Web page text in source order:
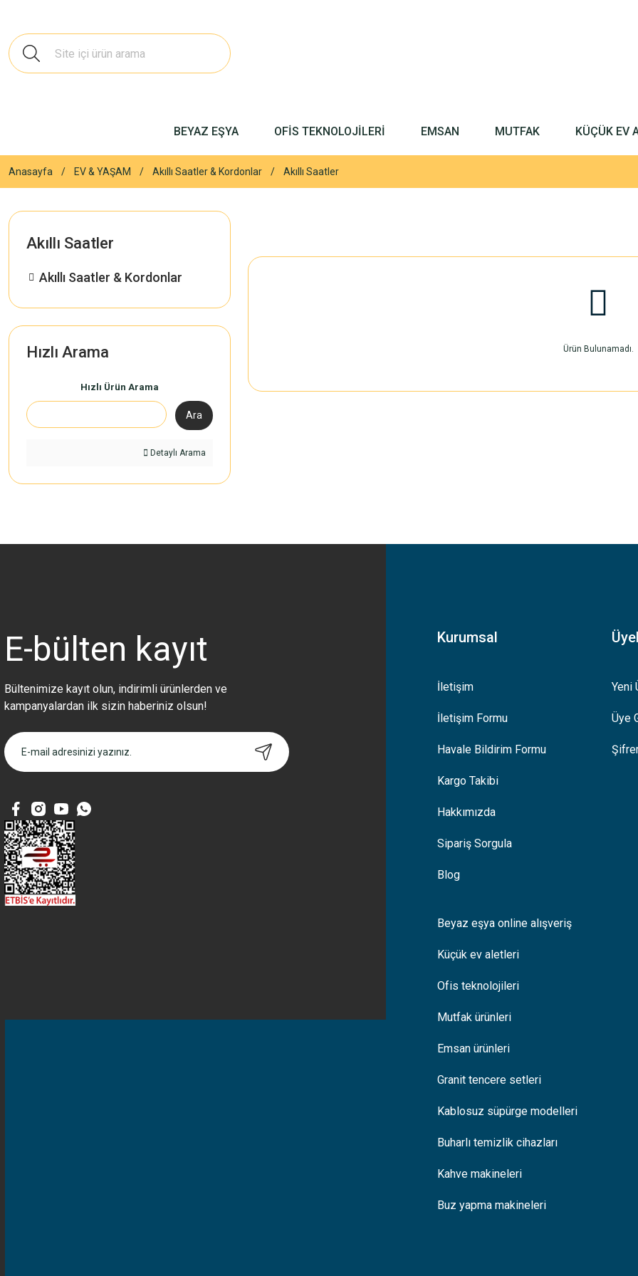
BEYAZ EŞYA OFİS TEKNOLOJİLERİ EMSAN MUTFAK KÜÇÜK EV
Anasayfa EV & YAŞAM Akıllı Saatler & Kordonlar Akıllı Saatler
Akıllı Saatler
Akıllı Saatler & Kordonlar
Hızlı Arama
Hızlı Ürün Arama
Ara
Detaylı Arama
Ürün Bulunamadı.
E-bülten kayıt
Bültenimize kayıt olun, indirimli ürünlerden ve
kampanyalardan ilk sizin haberiniz olsun!
Kurumsal
İletişim
İletişim Formu
Havale Bildirim Formu
Kargo Takibi
Hakkımızda
Sipariş Sorgula
Blog
Yeni
Üye
Beyaz eşya online alışveriş
Küçük ev aletleri
Ofis teknolojileri
Mutfak ürünleri
Emsan ürünleri
Granit tencere setleri
Kablosuz süpürge modelleri
Buharlı temizlik cihazları
Kahve makineleri
Buz yapma makineleri